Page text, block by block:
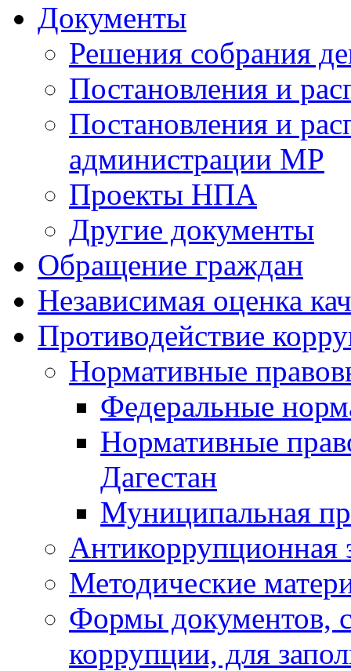
Документы
Решения собрания
Постановления и
Постановления и
администрации МР
Проекты НПА
Другие документы
Обращение граждан
Независимая оценка
Противодействие
Нормативные
Федеральные
Нормативные
Дагестан
Муниципальная
Антикоррупционная
Методические
Формы документов,
коррупции, для